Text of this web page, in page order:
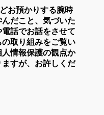
お預かりする腕時
だこと、気づいた
話でお話をさせて
取り組みをご覧い
情報保護の観点か
すが、お許しくだ